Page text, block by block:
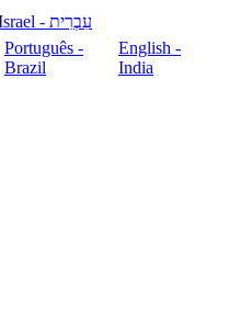
עִבְרִית - Israel
Português -
Brazil
English -
India